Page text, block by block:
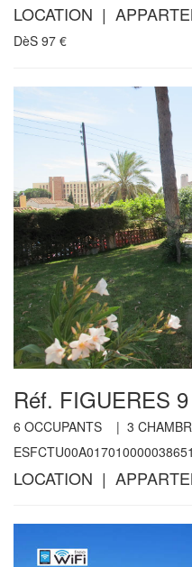
LOCATION |
DèS 97 €
Réf. FIGUERES 9
6 OCCUPANTS | 3
LOCATION |